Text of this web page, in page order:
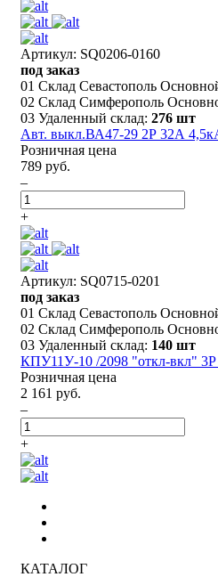
Артикул: SQ0206-0160
под заказ
01 Склад Севастополь
02 Склад Симферополь
03 Удаленный склад: 276 шт
Авт. выкл.ВА47-29 2Р 32А
Розничная цена
789 руб.
–
+
Артикул: SQ0715-0201
под заказ
01 Склад Севастополь
02 Склад Симферополь
03 Удаленный склад: 140 шт
КПУ11У-10 /2098 "откл-вкл"
Розничная цена
2 161 руб.
–
+
КАТАЛОГ